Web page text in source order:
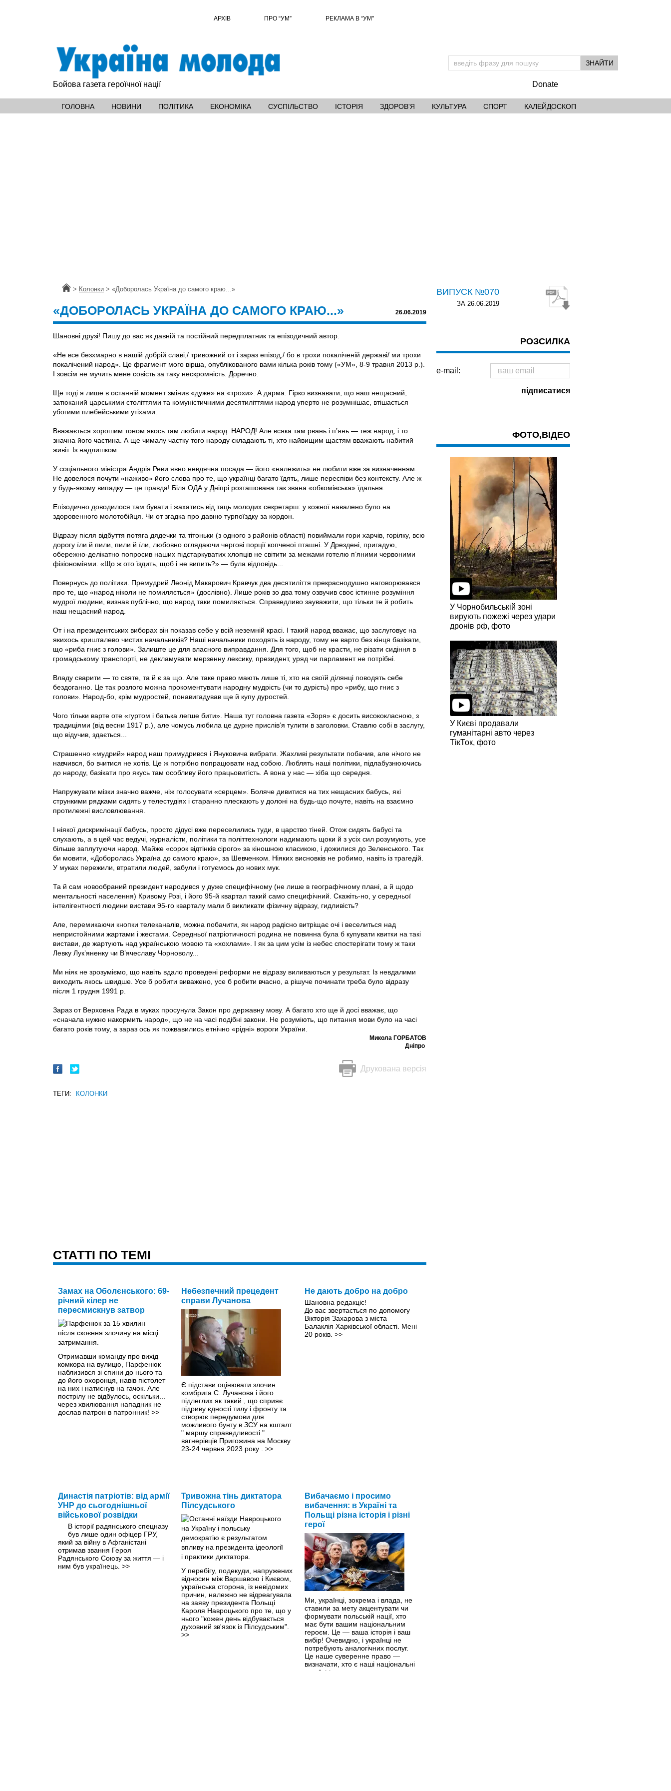
АРХІВ ПРО “УМ” РЕКЛАМА В “УМ"
Бойова газета героїчної нації Donate
ГОЛОВНА НОВИНИ ПОЛІТИКА ЕКОНОМІКА СУСПІЛЬСТВО ІСТОРІЯ ЗДОРОВ'Я КУЛЬТУРА СПОРТ КАЛЕЙДОСКОП
Головна
> Колонки > «Доборолась Україна до самого краю...»
«ДОБОРОЛАСЬ УКРАЇНА ДО САМОГО КРАЮ...» 26.06.2019
Шановні друзі! Пишу до вас як давній та постійний передплатник та епізодичний автор.
«Не все безхмарно в нашій добрій славі,/ тривожний от і зараз епізод,/ бо в трохи покаліченій державі/ ми трохи
покалічений народ». Це фрагмент мого вірша, опублікованого вами кілька років тому («УМ», 8-9 травня 2013 р.).
І зовсім не мучить мене совість за таку нескромність. Доречно.
Ще тоді я лише в останній момент змінив «дуже» на «трохи». А дарма. Гірко визнавати, що наш нещасний,
затюканий царськими століттями та комуністичними десятиліттями народ уперто не розумнішає, втішається
убогими плебейськими утіхами.
Вважається хорошим тоном якось там любити народ. НАРОД! Але всяка там рвань і п’янь — теж народ, і то
значна його частина. А ще чималу частку того народу складають ті, хто найвищим щастям вважають набитий
живіт. Із надлишком.
У соціального міністра Андрія Реви явно невдячна посада — його «належить» не любити вже за визначенням.
Не довелося почути «наживо» його слова про те, що українці багато їдять, лише переспіви без контексту. Але ж
у будь-якому випадку — це правда! Біля ОДА у Дніпрі розташована так звана «обкомівська» їдальня.
Епізодично доводилося там бувати і жахатись від таць молодих секретарш: у кожної навалено було на
здоровенного молотобійця. Чи от згадка про давню турпоїздку за кордон.
Відразу після відбуття потяга дядечки та тітоньки (з одного з районів області) повиймали гори харчів, горілку, всю
дорогу їли й пили, пили й їли, любовно оглядаючи чергові порції копченої пташні. У Дрездені, пригадую,
обережно-делікатно попросив наших підстаркуватих хлопців не світити за межами готелю п’яними червоними
фізіономіями. «Що ж ото їздить, щоб і не випить?» — була відповідь...
Повернусь до політики. Премудрий Леонід Макарович Кравчук два десятиліття прекраснодушно наговорювався
про те, що «народ ніколи не помиляється» (дослівно). Лише років зо два тому озвучив своє істинне розуміння
мудрої людини, визнав публічно, що народ таки помиляється. Справедливо зауважити, що тільки те й робить
наш нещасний народ.
От і на президентських виборах він показав себе у всій неземній красі. І такий народ вважає, що заслуговує на
якихось кришталево чистих начальників? Наші начальники походять із народу, тому не варто без кінця базікати,
що «риба гниє з голови». Залиште це для власного виправдання. Для того, щоб не красти, не різати сидіння в
громадському транспорті, не декламувати мерзенну лексику, президент, уряд чи парламент не потрібні.
Владу сварити — то святе, та й є за що. Але таке право мають лише ті, хто на своїй ділянці поводять себе
бездоганно. Це так розлого можна прокоментувати народну мудрість (чи то дурість) про «рибу, що гниє з
голови». Народ-бо, крім мудростей, понавигадував ще й купу дуростей.
Чого тільки варте оте «гуртом і батька легше бити». Наша тут головна газета «Зоря» є досить висококласною, з
традиціями (від весни 1917 р.), але чомусь любила це дурне прислів’я тулити в заголовки. Ставлю собі в заслугу,
що відучив, здається...
Страшенно «мудрий» народ наш примудрився і Януковича вибрати. Жахливі результати побачив, але нічого не
навчився, бо вчитися не хотів. Це ж потрібно попрацювати над собою. Люблять наші політики, підлабузнюючись
до народу, базікати про якусь там особливу його працьовитість. А вона у нас — хіба що середня.
Напружувати мізки значно важче, ніж голосувати «серцем». Боляче дивитися на тих нещасних бабусь, які
стрункими рядками сидять у телестудіях і старанно плескають у долоні на будь-що почуте, навіть на взаємно
протилежні висловлювання.
І ніякої дискримінації бабусь, просто дідусі вже переселились туди, в царство тіней. Отож сидять бабусі та
слухають, а в цей час ведучі, журналісти, політики та політтехнологи надимають щоки й з усіх сил розумують, усе
більше заплутуючи народ. Майже «сорок відтінків сірого» за кіношною класикою, і дожилися до Зеленського. Так
би мовити, «Доборолась Україна до самого краю», за Шевченком. Ніяких висновків не робимо, навіть із трагедій.
У муках пережили, втратили людей, забули і готуємось до нових мук.
Та й сам новообраний президент народився у дуже специфічному (не лише в географічному плані, а й щодо
ментальності населення) Кривому Розі, і його 95-й квартал такий само специфічний. Скажіть-но, у середньої
інтелігентності людини вистави 95-го кварталу мали б викликати фізичну відразу, гидливість?
Але, перемикаючи кнопки телеканалів, можна побачити, як народ радісно витріщає очі і веселиться над
непристойними жартами і жестами. Середньої патріотичності родина не повинна була б купувати квитки на такі
вистави, де жартують над українською мовою та «хохлами». І як за цим усім iз небес спостерігати тому ж таки
Левку Лук’яненку чи В’ячеславу Чорноволу...
Ми ніяк не зрозуміємо, що навіть вдало проведені реформи не відразу виливаються у результат. Із невдалими
виходить якось швидше. Усе б робити виважено, усе б робити вчасно, а рішуче починати треба було відразу
після 1 грудня 1991 р.
Зараз от Верховна Рада в муках просунула Закон про державну мову. А багато хто ще й досі вважає, що
«сначала нужно накормить народ», що не на часі подібні закони. Не розуміють, що питання мови було на часі
багато років тому, а зараз ось як пожвавились етнічно «рідні» вороги України.
Микола ГОРБАТОВ
Дніпро
Друкована версія
ТЕГИ: КОЛОНКИ
CТАТТІ ПО ТЕМІ
Замах на Оболєнського: 69-
річний кілер не
пересмискнув затвор
Отримавши команду про вихід
комкора на вулицю, Парфенюк
наблизився зі спини до нього та
до його охоронця, навів пістолет
на них і натиснув на гачок. Але
пострілу не відбулось, оскільки...
через хвилювання нападник не
дослав патрон в патронник! >>
Небезпечний прецедент
справи Лучанова
Є підстави оцінювати злочин
комбрига С. Лучанова і його
підлеглих як такий , що сприяє
підриву єдності тилу і фронту та
створює передумови для
можливого бунту в ЗСУ на кшталт
" маршу справедливості "
вагнерівців Пригожина на Москву
23-24 червня 2023 року . >>
Не дають добро на добро
Шановна редакціє!
До вас звертається по допомогу
Вікторія Захарова з міста
Балаклія Харківської області. Мені
20 років. >>
Династія патріотів: від армії
УНР до сьогоднішньої
військової розвідки
В історії радянського спецназу
був лише один офіцер ГРУ,
який за війну в Афганістані
отримав звання Героя
Радянського Союзу за життя — і
ним був українець. >>
Тривожна тінь диктатора
Пілсудського
У перебігу, подекуди, напружених
відносин між Варшавою і Києвом,
українська сторона, із невідомих
причин, належно не відреагувала
на заяву президента Польщі
Кароля Навроцького про те, що у
нього "кожен день відбувається
духовний зв'язок із Пілсудським".
>>
Вибачаємо і просимо
вибачення: в Україні та
Польщі різна історія і різні
герої
Ми, українці, зокрема і влада, не
ставили за мету акцентувати чи
формувати польській нації, хто
має бути вашим національним
героєм. Це — ваша історія і ваш
вибір! ​Очевидно, і українці не
потребують аналогічних послуг.
Це наше суверенне право —
визначати, хто є наші національні
герої. >>
ВИПУСК №070
ЗА 26.06.2019
РОЗСИЛКА
e-mail:
ФОТО,ВІДЕО
У Чорнобильській зоні
вирують пожежі через удари
дронів рф, фото
У Києві продавали
гуманітарні авто через
ТікТок, фото